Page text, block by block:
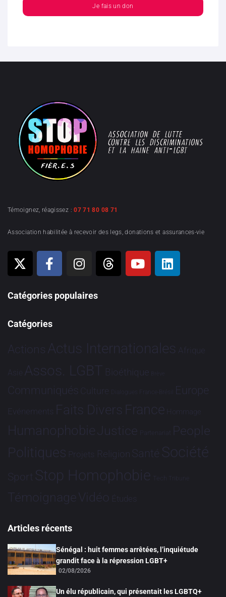
Je fais un don
Témoignez, réagissez :07 71 80 08 71
Association habilitée à recevoir des legs, donations et assurances-vie
Catégories populaires
Catégories
Actions Actus Internationales Afrique
Asie Assos. LGBT Bioéthique Brève
Communiqués Culture Dialogues France-Brésil Europe
Evénements Faits Divers France Hommage
HumanophobieJustice Partenariat People
Politiques Projets Religion Santé Société
Sport Stop Homophobie Tech Tribune
TémoignageVidéo Études
Articles récents
Sénégal : huit femmes arrêtées, l’inquiétude
grandit face à la répression LGBT+
02/08/2026
Un élu républicain, qui présentait les LGBTQ+